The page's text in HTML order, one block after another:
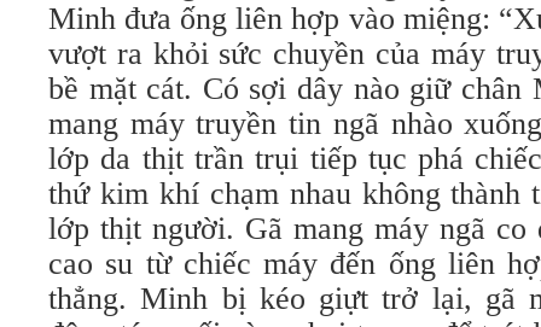
Minh đưa ống liên hợp vào miệng:
vượt ra khỏi sức chuyền của máy
bề mặt cát. Có sợi dây nào giữ chân
mang máy truyền tin ngã nhào
lớp da thịt trần trụi tiếp tục phá
thứ kim khí chạm nhau không thành
lớp thịt người. Gã mang máy ngã co
cao su từ chiếc máy đến ống liên
thẳng. Minh bị kéo giựt trở lại, gã